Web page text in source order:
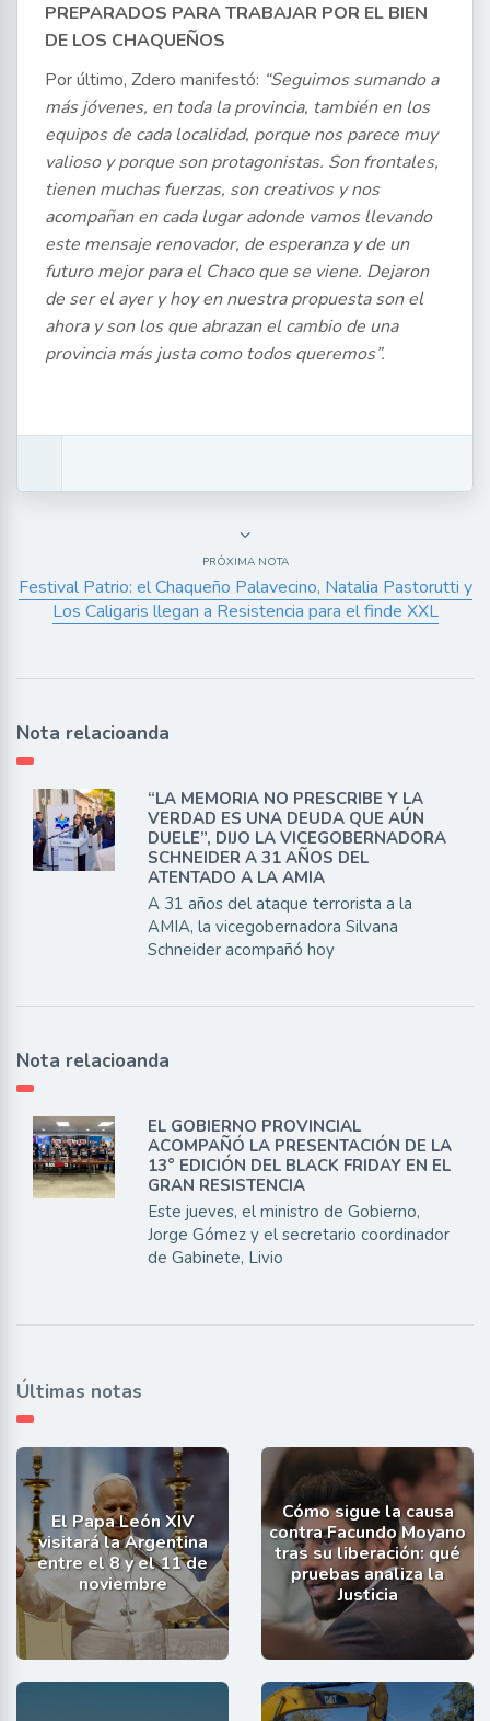
PREPARADOS PARA TRABAJAR POR EL BIEN
DE LOS CHAQUEÑOS
Por último, Zdero manifestó: “Seguimos sumando a
más jóvenes, en toda la provincia, también en los
equipos de cada localidad, porque nos parece muy
valioso y porque son protagonistas. Son frontales,
tienen muchas fuerzas, son creativos y nos
acompañan en cada lugar adonde vamos llevando
este mensaje renovador, de esperanza y de un
futuro mejor para el Chaco que se viene. Dejaron
de ser el ayer y hoy en nuestra propuesta son el
ahora y son los que abrazan el cambio de una
provincia más justa como todos queremos”.
PRÓXIMA NOTA
Festival Patrio: el Chaqueño Palavecino, Natalia Pastorutti y
Los Caligaris llegan a Resistencia para el finde XXL
Nota relacioanda
“LA MEMORIA NO PRESCRIBE Y LA
VERDAD ES UNA DEUDA QUE AÚN
DUELE”, DIJO LA VICEGOBERNADORA
SCHNEIDER A 31 AÑOS DEL
ATENTADO A LA AMIA
A 31 años del ataque terrorista a la
AMIA, la vicegobernadora Silvana
Schneider acompañó hoy
Nota relacioanda
EL GOBIERNO PROVINCIAL
ACOMPAÑÓ LA PRESENTACIÓN DE LA
13° EDICIÓN DEL BLACK FRIDAY EN EL
GRAN RESISTENCIA
Este jueves, el ministro de Gobierno,
Jorge Gómez y el secretario coordinador
de Gabinete, Livio
Últimas notas
El Papa León XIV
visitará la Argentina
entre el 8 y el 11 de
noviembre
Cómo sigue la causa
contra Facundo Moyano
tras su liberación: qué
pruebas analiza la
Justicia